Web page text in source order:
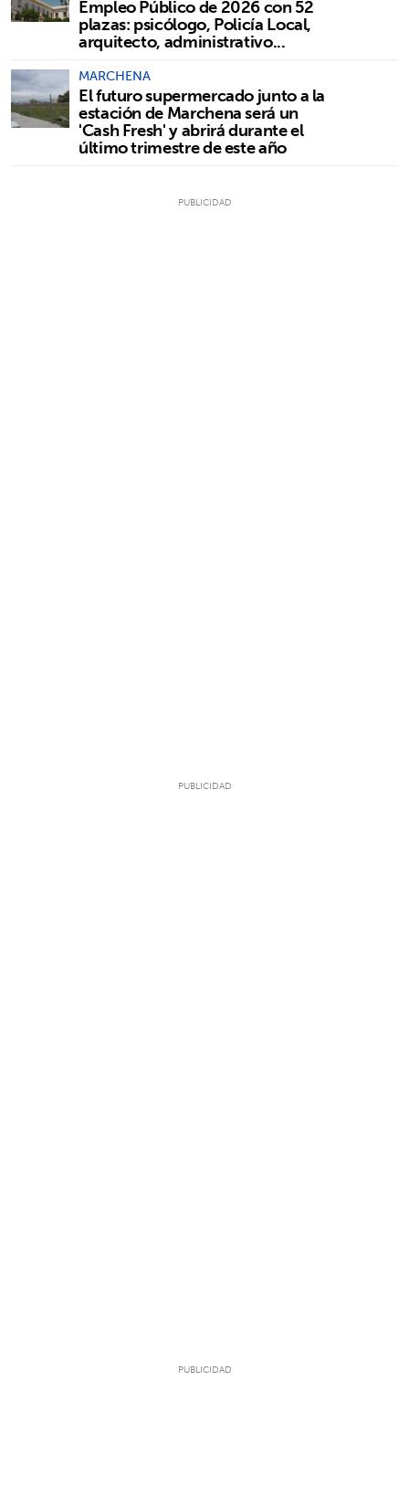
Empleo Público de 2026 con 52
plazas: psicólogo, Policía Local,
arquitecto, administrativo...
MARCHENA
El futuro supermercado junto a la
estación de Marchena será un
'Cash Fresh' y abrirá durante el
último trimestre de este año